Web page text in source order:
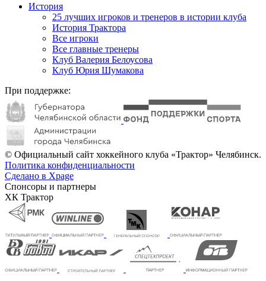
История
25 лучших игроков и тренеров в истории клуба
История Трактора
Все игроки
Все главные тренеры
Клуб Валерия Белоусова
Клуб Юрия Шумакова
При поддержке:
© Официальный сайт хоккейного клуба «Трактор» Челябинск.
Политика конфиденциальности
Сделано в Xpage
Спонсоры и партнеры
ХК Трактор